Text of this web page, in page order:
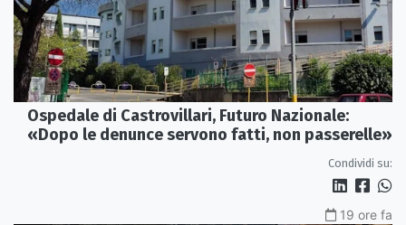
Ospedale di Castrovillari, Futuro Nazionale:
«Dopo le denunce servono fatti, non passerelle»
Condividi su:
19 ore fa